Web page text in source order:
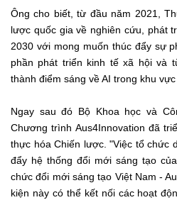
Ông cho biết, từ đầu năm 2021,
lược quốc gia về nghiên cứu, phát
2030 với mong muốn thúc đẩy sự
phần phát triển kinh tế xã hội và
thành điểm sáng về AI trong khu
Ngay sau đó Bộ Khoa học và
Chương trình Aus4Innovation đã
thực hóa Chiến lược. "Việc tổ chức
đẩy hệ thống đổi mới sáng tạo
chức đổi mới sáng tạo Việt Nam -
kiện này có thể kết nối các hoạt